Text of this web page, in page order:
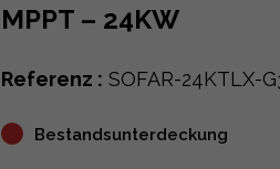
MPPT – 24KW
Referenz : SOFAR-24KTLX-
Bestandsunterdeckung